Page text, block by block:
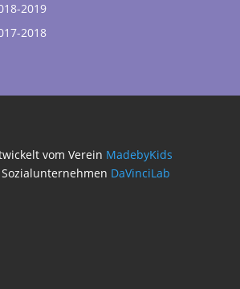
2019
2018
vom Verein MadebyKids
DaVinciLab